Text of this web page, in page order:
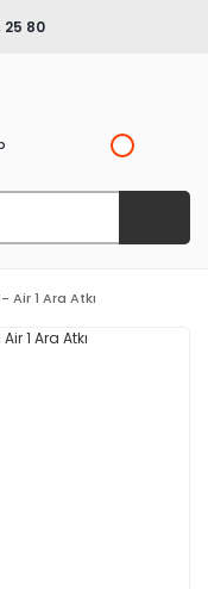
25 80
Air 1 Ara Atkı